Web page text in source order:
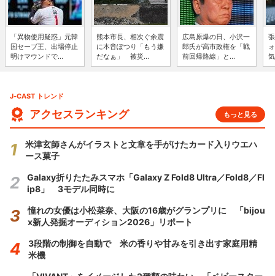
「異物使用疑惑」元韓
国セーブ王、出場停止
明けマウンドで...
熊本市長、相次ぐ余震
に本音ぽつり「もう嫌
だなぁ」 被災...
広島原爆の日、小沢一
郎氏が高市政権を「戦
前回帰路線」と...
J-CAST トレンド
アクセスランキング もっと見る
米津玄師さんがイラストと文章を手がけたカード入りウエハ
ース菓子
Galaxy折りたたみスマホ「Galaxy Z Fold8 Ultra／Fold8／Fl
ip8」 3モデル同時に
憧れの女優は小松菜奈、大阪の16歳がグランプリに 「bijou
x新人発掘オーディション2026」リポート
3段階の制御を自動で 米の香りや甘みを引き出す家庭用精
米機